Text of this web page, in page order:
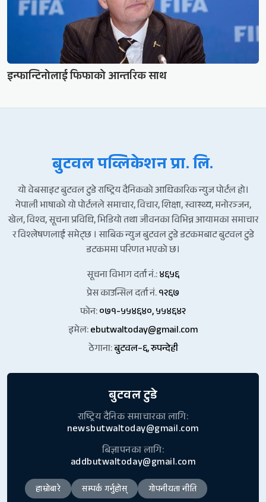
इन्फान्टिनोलाई फिफाको आन्तरिक साथ
बुटवल पव्लिकेशन प्रा. लि.
यो वेबसाइट बुटवल टुडे राष्ट्रिय दैनिकको आधिकारिक न्युज पोर्टल हो।
नेपाली भाषाको यो पोर्टलले समाचार, विचार, शिक्षा, स्वास्थ्य, मनोरञ्जन,
खेल, विश्व, सूचना प्रविधि, भिडियो तथा जीवनका विभिन्न आयामका समाचार
र विश्लेषणलाई समेट्छ । साबिक न्युज बुटवल टुडे डटकमबाट बुटवल टुडे
डटकममा परिणत भएको छ।
सूचना विभाग दर्ता नं.:४६५६
प्रेस काउन्सिल दर्ता नं.१२६७
फोन:०७१-५५४६४०, ५५४६४२
इमेल:ebutwaltoday@gmail.com
ठेगाना:बुटवल–६, रुपन्देही
बुटवल टुडे
राष्ट्रिय दैनिक समाचारका लागि:
newsbutwaltoday@gmail.com
बिज्ञापनका लागि:
addbutwaltoday@gmail.com
हाम्रोबारे सम्पर्क गर्नुहोस् गोपनीयता नीति